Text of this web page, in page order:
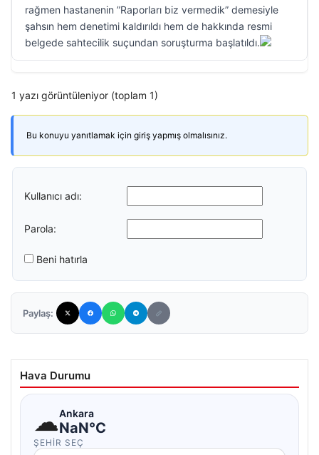
rağmen hastanenin ”Raporları biz vermedik” demesiyle
şahsın hem denetimi kaldırıldı hem de hakkında resmi
belgede sahtecilik suçundan soruşturma başlatıldı.
1 yazı görüntüleniyor (toplam 1)
Bu konuyu yanıtlamak için giriş yapmış olmalısınız.
Kullanıcı adı:
Parola:
Beni hatırla
Paylaş:
Hava Durumu
☁Ankara
NaN°C
ŞEHIR SEÇ